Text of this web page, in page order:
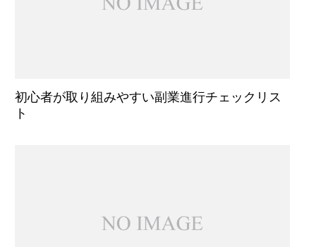
初心者が取り組みやすい副業進行チェックリス
ト